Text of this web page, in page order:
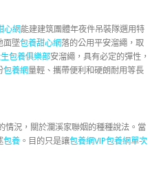
心網能建建筑團體年夜件吊裝隊選用特
面墜包養甜心網落的公用平安溜繩，取
包養俱樂部安溜繩，具有必定的彈性，
包養網量輕、攜帶便利和硬朗耐用等長
情況，關於瀾溪家聯姻的種種說法。當
包養 。目的只是讓包養網VIP包養網單次